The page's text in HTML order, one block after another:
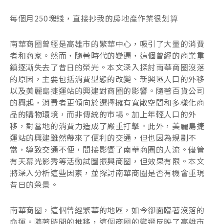
每個月250塊錢，直接抄我的房地產作業很划算
南華商圈曾經是高雄市的繁華中心，吸引了大量的消費
者和商家。然而，隨著時代的變遷，這個曾經的商業重
鎮逐漸失去了昔日的榮光。本文深入探討南華商圈沒落
的原因，主要包括消費型態的改變、新興區人口的外移
以及美麗島捷運站的興建對商圈的影響。隨著百貨公司
的興起，消費者更傾向於選擇擁有寬敞空間和多樣化商
品的購物環境，而非傳統的市場。加上年輕人口的外
移，對當地的消費力造成了嚴重打擊。此外，美麗島捷
運站的興建雖然帶來了便利的交通，但也因為規劃不
當，導致交通不便，間接影響了南華商圈的人流。儘管
有天幕光影秀等活動試圖振興商圈，但效果有限。本文
將深入分析這些因素，並探討南華商圈是否有機會重現
昔日的榮景。
南華商圈，這個曾經繁華的地區，如今卻面臨著沒落的
命運。隨著時間的推移，這個商圈的變遷反映了高雄市